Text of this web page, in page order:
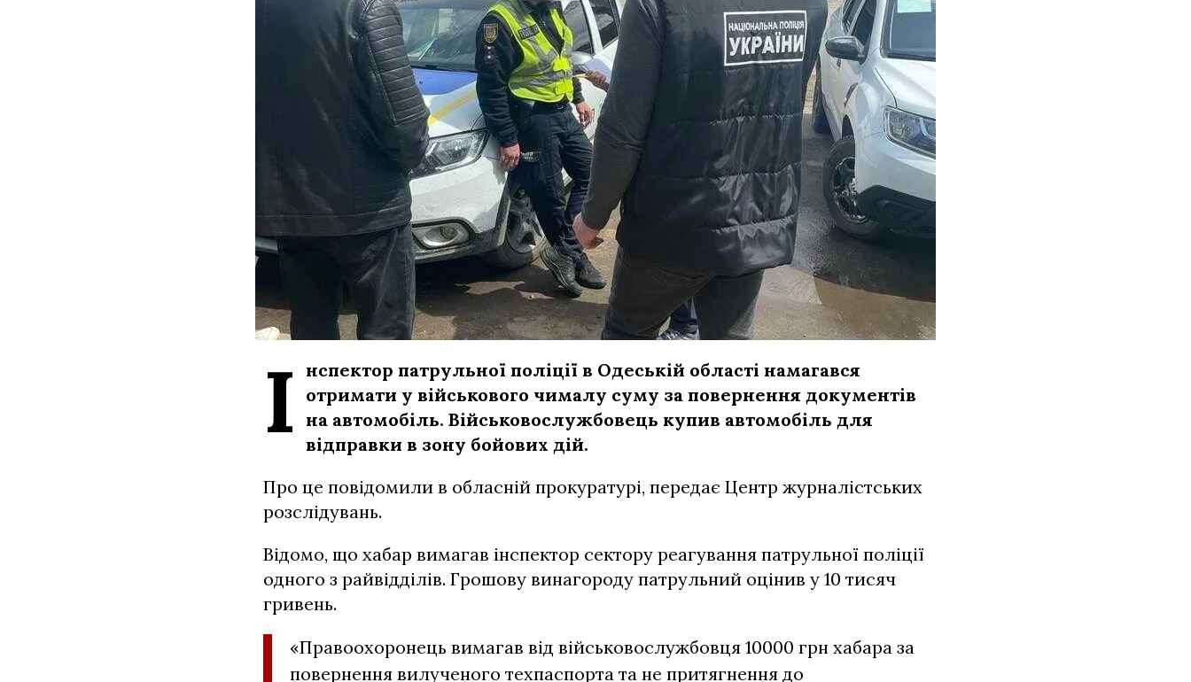
І
нспектор патрульної поліції в Одеській області намагався
отримати у військового чималу суму за повернення документів
на автомобіль. Військовослужбовець купив автомобіль для
відправки в зону бойових дій.
Про це повідомили в обласній прокуратурі, передає Центр журналістських
розслідувань.
Відомо, що хабар вимагав інспектор сектору реагування патрульної поліції
одного з райвідділів. Грошову винагороду патрульний оцінив у 10 тисяч
гривень.
«Правоохоронець вимагав від військовослужбовця 10000 грн хабара за
повернення вилученого техпаспорта та не притягнення до